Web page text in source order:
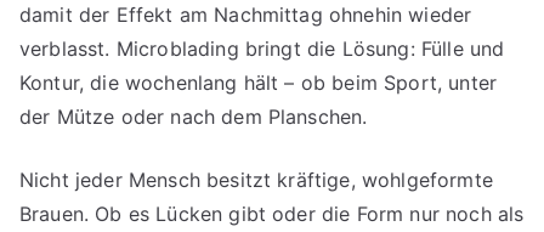
damit der Effekt am Nachmittag ohnehin wieder
verblasst. Microblading bringt die Lösung: Fülle und
Kontur, die wochenlang hält – ob beim Sport, unter
der Mütze oder nach dem Planschen.
Nicht jeder Mensch besitzt kräftige, wohlgeformte
Brauen. Ob es Lücken gibt oder die Form nur noch als